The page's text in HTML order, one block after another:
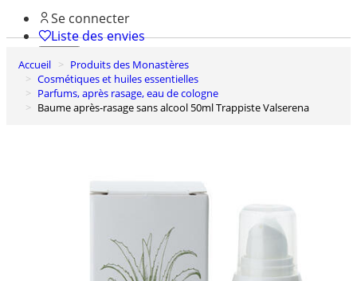
Se connecter
Liste des envies
0
Panier
Accueil
Produits des Monastères
Cosmétiques et huiles essentielles
Parfums, après rasage, eau de cologne
Baume après-rasage sans alcool 50ml Trappiste Valserena